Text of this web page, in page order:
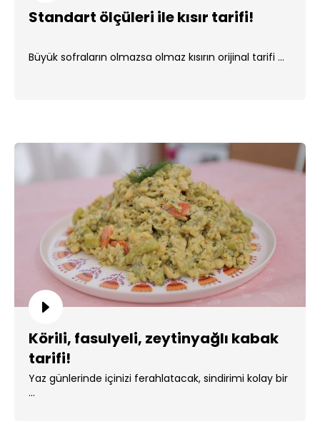
Standart ölçüleri ile kısır tarifi!
Büyük sofraların olmazsa olmaz kısırın orijinal tarifi ...
Körili, fasulyeli, zeytinyağlı kabak
tarifi!
Yaz günlerinde içinizi ferahlatacak, sindirimi kolay bir
...